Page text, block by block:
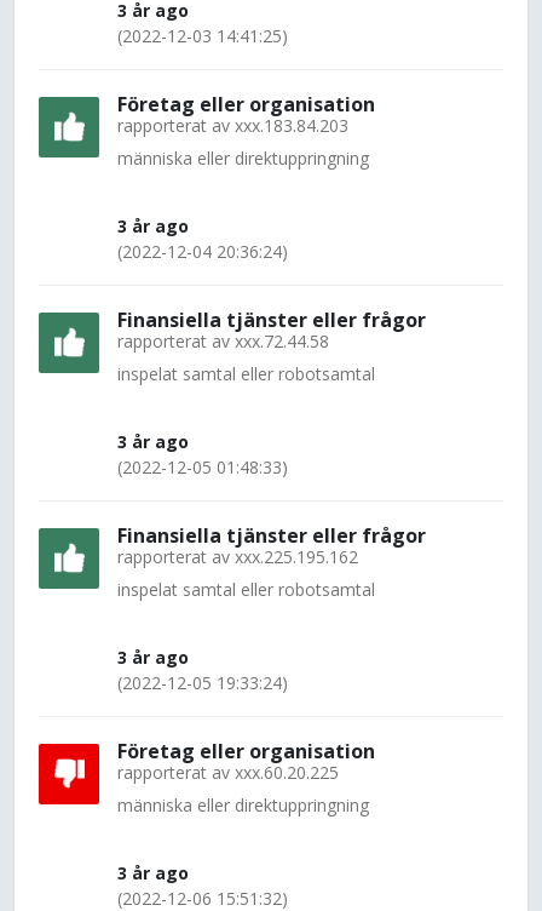
3 år ago
(2022-12-03 14:41:25)
Företag eller organisation
rapporterat av xxx.183.84.203
människa eller direktuppringning
3 år ago
(2022-12-04 20:36:24)
Finansiella tjänster eller frågor
rapporterat av xxx.72.44.58
inspelat samtal eller robotsamtal
3 år ago
(2022-12-05 01:48:33)
Finansiella tjänster eller frågor
rapporterat av xxx.225.195.162
inspelat samtal eller robotsamtal
3 år ago
(2022-12-05 19:33:24)
Företag eller organisation
rapporterat av xxx.60.20.225
människa eller direktuppringning
3 år ago
(2022-12-06 15:51:32)